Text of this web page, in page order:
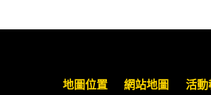
反協會年度論壇｣
業人才(律師)培訓課程（
地圖位置 網站地圖 活動